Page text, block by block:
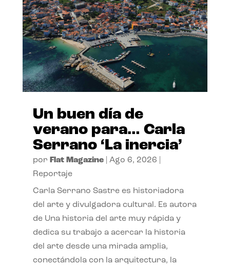
Un buen día de
verano para… Carla
Serrano ‘La inercia’
por Flat Magazine| Ago 6, 2026
Reportaje
Carla Serrano Sastre es historiadora
del arte y divulgadora cultural. Es autora
de Una historia del arte muy rápida y
dedica su trabajo a acercar la historia
del arte desde una mirada amplia,
conectándola con la arquitectura, la